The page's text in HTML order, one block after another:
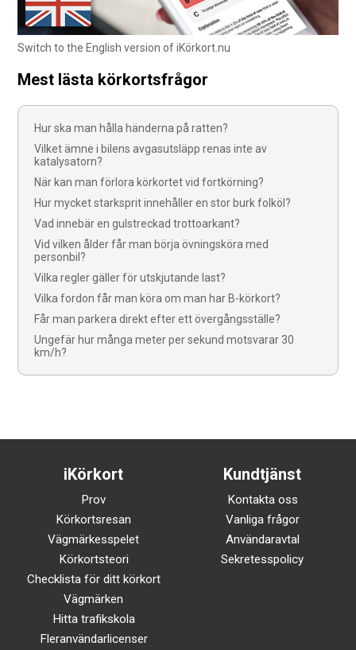
Switch to the English version of iKörkort.nu
Mest lästa körkortsfrågor
Hur ska man hålla händerna på ratten?
Vilket ämne i bilens avgasutsläpp renas inte av
katalysatorn?
När kan man förlora körkortet vid fortkörning?
Hur mycket starksprit innehåller en stor burk folköl?
Vad innebär en gulstreckad trottoarkant?
Vid vilken ålder får man börja övningsköra med
personbil?
Vilka regler gäller för utskjutande last?
Vilka fordon får man köra om man har B-körkort?
Får man parkera direkt efter ett övergångsställe?
Ungefär hur många meter per sekund motsvarar 30
km/h?
iKörkort
Prov
Körkortsresan
Vägmärkesspelet
Körkortsteori
Checklista för ditt körkort
Vägmärken
Hitta trafikskola
Fleranvändarlicenser
Kundtjänst
Kontakta oss
Vanliga frågor
Användaravtal
Sekretesspolicy